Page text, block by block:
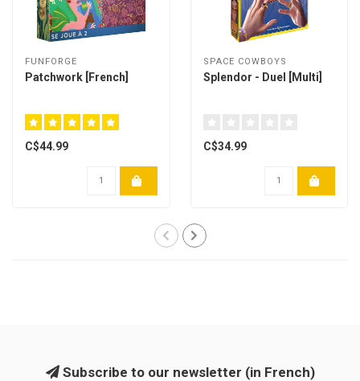
FUNFORGE
Patchwork [French]
C$44.99
SPACE COWBOYS
Splendor - Duel [Multi]
C$34.99
Subscribe to our newsletter (in French)